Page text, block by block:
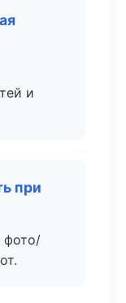
и
при
фото/